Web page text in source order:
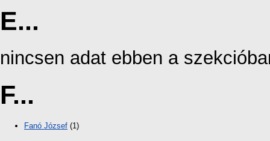
E...
nincsen adat ebben a
F...
Fanó József (1)